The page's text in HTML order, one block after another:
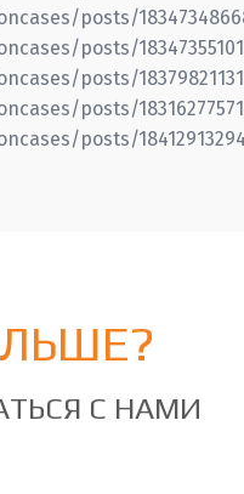
posts/
posts/
posts/
posts/
posts/
С НАМИ